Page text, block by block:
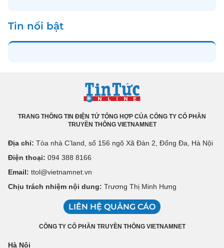
Tin nổi bật
TRANG THÔNG TIN ĐIỆN TỬ TỔNG HỢP CỦA CÔNG TY CỔ PHẦN
TRUYỀN THÔNG VIETNAMNET
Địa chỉ: Tòa nhà C’land, số 156 ngõ Xã Đàn 2, Đống Đa, Hà Nội
Điện thoại: 094 388 8166
Email: ttol@vietnamnet.vn
Chịu trách nhiệm nội dung: Trương Thị Minh Hưng
LIÊN HỆ QUẢNG CÁO
CÔNG TY CỔ PHẦN TRUYỀN THÔNG VIETNAMNET
Hà Nội